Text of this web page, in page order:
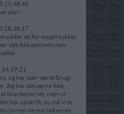
15:48:46
den !
18:38:17
sukker alt for meget sukker,
slet ikke sammen men
og har især været brugt
Jeg har desværre ikke
lave denne ret, men vil
her opskrift, nu må vi se
op med de marokkanske